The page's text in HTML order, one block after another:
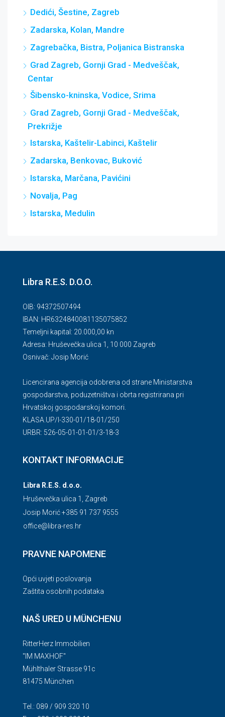
Dedići, Šestine, Zagreb
Zadarska, Kolan, Mandre
Zagrebačka, Bistra, Poljanica Bistranska
Grad Zagreb, Gornji Grad - Medveščak,
Centar
Šibensko-kninska, Vodice, Srima
Grad Zagreb, Gornji Grad - Medveščak,
Prekrižje
Istarska, Kaštelir-Labinci, Kaštelir
Zadarska, Benkovac, Buković
Istarska, Marčana, Pavićini
Novalja, Pag
Istarska, Medulin
Libra R.E.S. D.O.O.
OIB: 94372507494
IBAN: HR6324840081135075852
Temeljni kapital: 20.000,00 kn
Adresa: Hruševečka ulica 1, 10 000 Zagreb
Osnivač: Josip Morić
Licencirana agencija odobrena od strane Ministarstva
gospodarstva, poduzetništva i obrta registrirana pri
Hrvatskoj gospodarskoj komori.
KLASA.UP/l-330-01/18-01/250
URBR: 526-05-01-01-01/3-18-3
KONTAKT INFORMACIJE
Libra R.E.S. d.o.o.
Hruševečka ulica 1, Zagreb
Josip Morić +385 91 737 9555
office@libra-res.hr
PRAVNE NAPOMENE
Opći uvjeti poslovanja
Zaštita osobnih podataka
NAŠ URED U MÜNCHENU
RitterHerz Immobilien
"IM MAXHOF"
Mühlthaler Strasse 91c
81475 München
Tel.: 089 / 909 320 10